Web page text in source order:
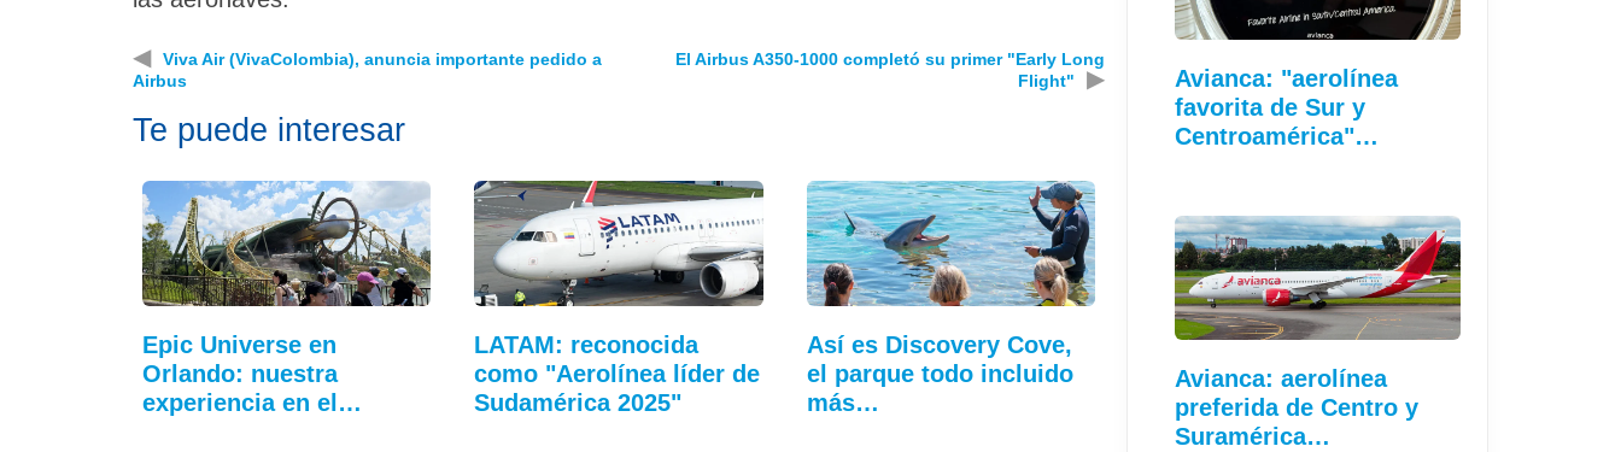
◀
Viva Air (VivaColombia), anuncia importante pedido a
Airbus
El Airbus A350-1000 completó su primer "Early Long
Flight"
▶
Te puede interesar
Epic Universe en
Orlando: nuestra
experiencia en el…
LATAM: reconocida
como "Aerolínea líder de
Sudamérica 2025"
Así es Discovery Cove,
el parque todo incluido
más…
Avianca: "aerolínea
favorita de Sur y
Centroamérica"…
Avianca: aerolínea
preferida de Centro y
Suramérica…